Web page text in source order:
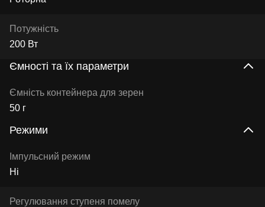
Потужність
200 Вт
Ємності та їх параметри
Ємність контейнера для зерен
50 г
Режими
Імпульсний режим
Ні
Регулювання ступеня помелу